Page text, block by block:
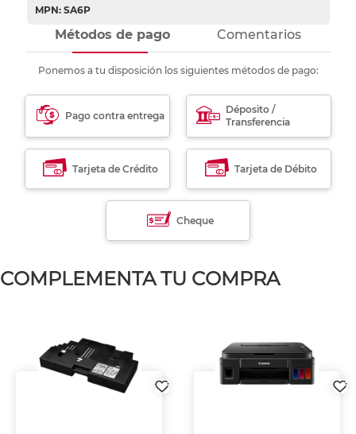
MPN: SA6P
Métodos de pago Comentarios
Ponemos a tu disposición los siguientes métodos de pago:
Pago contra entrega
Déposito /
Transferencia
Tarjeta de Crédito Tarjeta de Débito
Cheque
COMPLEMENTA TU COMPRA